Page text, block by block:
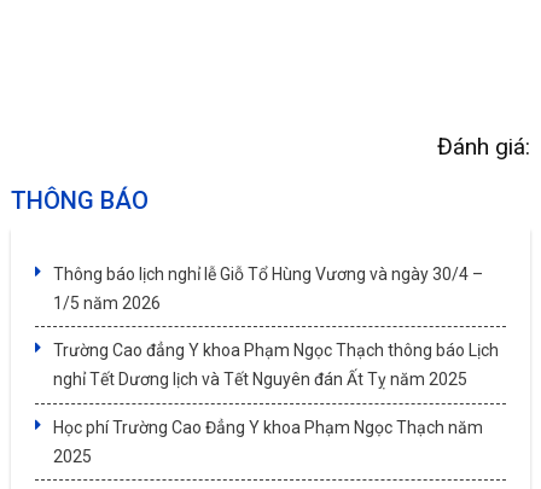
Đánh giá:
THÔNG BÁO
Thông báo lịch nghỉ lễ Giỗ Tổ Hùng Vương và ngày 30/4 –
1/5 năm 2026
Trường Cao đẳng Y khoa Phạm Ngọc Thạch thông báo Lịch
nghỉ Tết Dương lịch và Tết Nguyên đán Ất Tỵ năm 2025
Học phí Trường Cao Đẳng Y khoa Phạm Ngọc Thạch năm
2025